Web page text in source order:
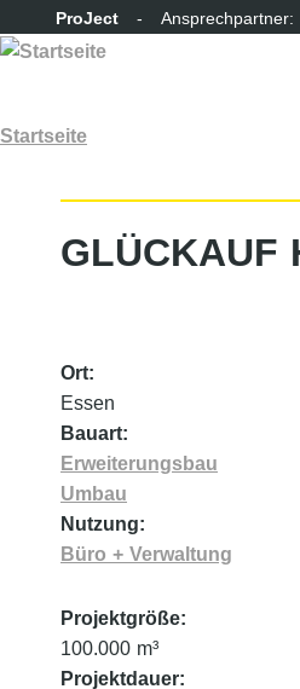
Direkt zum Inhalt
ProJect -
Sie sind hier
Startseite
GLÜCKAUF
Ort:
Essen
Bauart:
Erweiterungsbau
Umbau
Nutzung:
Büro + Verwaltung
Projektgröße:
100.000 m³
Projektdauer: